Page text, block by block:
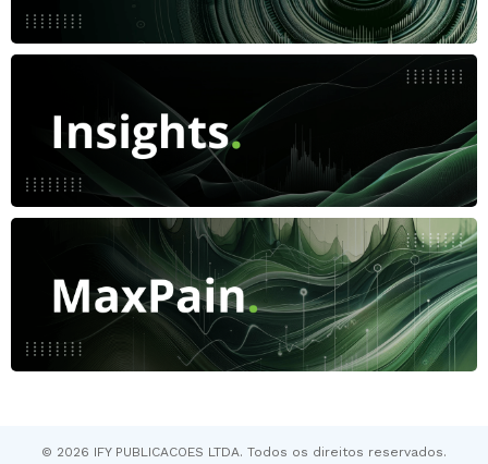
© 2026 IFY PUBLICACOES LTDA. Todos os direitos reservados.